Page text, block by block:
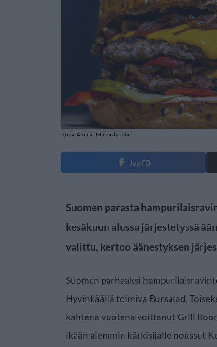
Kuva: Amirali Mirhashemian
Jaa FB
Suomen parasta
kesäkuun alussa järjestetyssä
valittu, kertoo äänestyksen
Suomen parhaaksi
Hyvinkäällä toimiva Bursalad.
kahtena vuotena voittanut Grill
ikään aiemmin kärkisijalle noussut